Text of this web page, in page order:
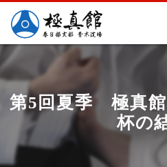
第5回夏季 極真
杯の